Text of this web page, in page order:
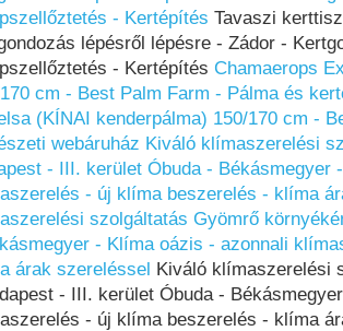
- Kertépítés Tavaszi
lépésről lépésre - Zádor -
- Kertépítés Chamaerops
cm - Best Palm Farm - Pálma és
(KÍNAI kenderpálma) 150/170 cm -
webáruház Kiváló klímaszerelési
- III. kerület Óbuda - Békásmegyer
- új klíma beszerelés - klíma
szolgáltatás Gyömrő
- Klíma oázis - azonnali
árak szereléssel Kiváló klímaszerelési
- III. kerület Óbuda -
- új klíma beszerelés - klíma